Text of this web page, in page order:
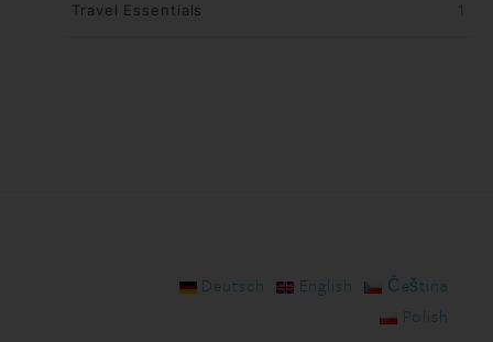
Travel Essentials 1
Deutsch English
Čeština
Polish